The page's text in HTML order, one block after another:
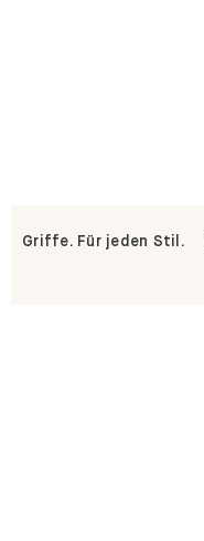
Griffe. Für jeden Stil.